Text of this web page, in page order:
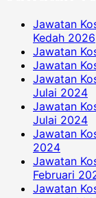
Jawatan
Kedah 2026
Jawatan
Jawatan
Jawatan
Julai 2024
Jawatan
Julai 2024
Jawatan
2024
Jawatan
Februari
Jawatan